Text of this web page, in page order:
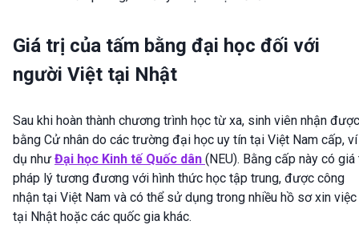
Giá trị của tấm bằng đại học đối với
người Việt tại Nhật
Sau khi hoàn thành chương trình học từ xa, sinh viên nhận được
bằng Cử nhân do các trường đại học uy tín tại Việt Nam cấp, ví
dụ như Đại học Kinh tế Quốc dân (NEU). Bằng cấp này có giá
pháp lý tương đương với hình thức học tập trung, được công
nhận tại Việt Nam và có thể sử dụng trong nhiều hồ sơ xin việc
tại Nhật hoặc các quốc gia khác.